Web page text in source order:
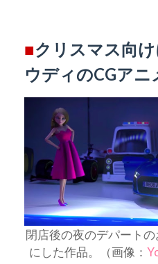
■クリスマス向
ウディのCGアニ
閉店後の夜のデパート
にした作品。（画像：